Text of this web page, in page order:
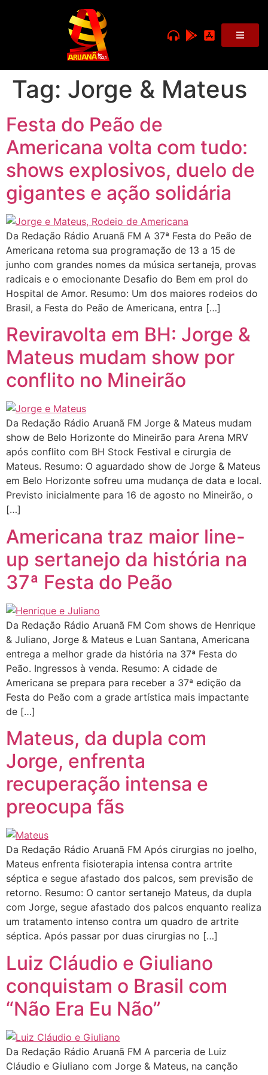
Tag: Jorge & Mateus
Festa do Peão de
Americana volta com tudo:
shows explosivos, duelo de
gigantes e ação solidária
Da Redação Rádio Aruanã FM A 37ª Festa do Peão de
Americana retoma sua programação de 13 a 15 de
junho com grandes nomes da música sertaneja, provas
radicais e o emocionante Desafio do Bem em prol do
Hospital de Amor. Resumo: Um dos maiores rodeios do
Brasil, a Festa do Peão de Americana, entra […]
Reviravolta em BH: Jorge &
Mateus mudam show por
conflito no Mineirão
Da Redação Rádio Aruanã FM Jorge & Mateus mudam
show de Belo Horizonte do Mineirão para Arena MRV
após conflito com BH Stock Festival e cirurgia de
Mateus. Resumo: O aguardado show de Jorge & Mateus
em Belo Horizonte sofreu uma mudança de data e local.
Previsto inicialmente para 16 de agosto no Mineirão, o
[…]
Americana traz maior line-
up sertanejo da história na
37ª Festa do Peão
Da Redação Rádio Aruanã FM Com shows de Henrique
& Juliano, Jorge & Mateus e Luan Santana, Americana
entrega a melhor grade da história na 37ª Festa do
Peão. Ingressos à venda. Resumo: A cidade de
Americana se prepara para receber a 37ª edição da
Festa do Peão com a grade artística mais impactante
de […]
Mateus, da dupla com
Jorge, enfrenta
recuperação intensa e
preocupa fãs
Da Redação Rádio Aruanã FM Após cirurgias no joelho,
Mateus enfrenta fisioterapia intensa contra artrite
séptica e segue afastado dos palcos, sem previsão de
retorno. Resumo: O cantor sertanejo Mateus, da dupla
com Jorge, segue afastado dos palcos enquanto realiza
um tratamento intenso contra um quadro de artrite
séptica. Após passar por duas cirurgias no […]
Luiz Cláudio e Giuliano
conquistam o Brasil com
“Não Era Eu Não”
Da Redação Rádio Aruanã FM A parceria de Luiz
Cláudio e Giuliano com Jorge & Mateus, na canção